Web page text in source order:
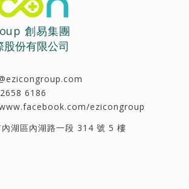
創易集團
份有限公司
6186
ezicongroup
湖區內湖路一段 314 號 5 樓